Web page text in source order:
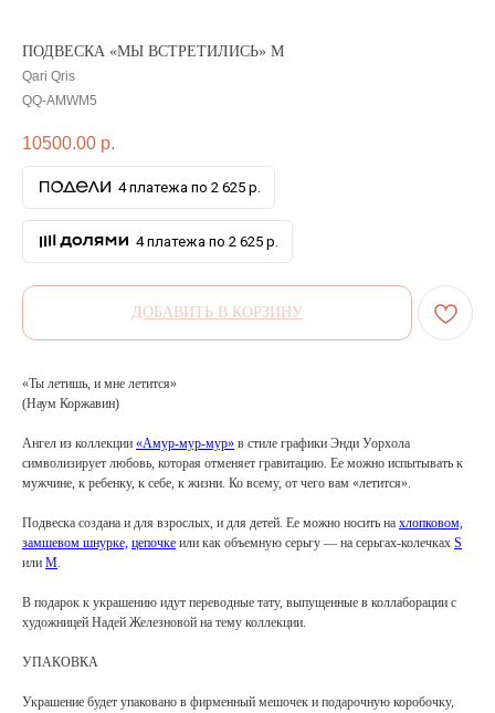
ПОДВЕСКА «МЫ ВСТРЕТИЛИСЬ» M
Qari Qris
QQ-AMWM5
10500.00 р.
4 платежа по 2 625 р.
4 платежа по 2 625 р.
ДОБАВИТЬ В КОРЗИНУ
«Ты летишь, и мне летится»
(Наум Коржавин)
Ангел из коллекции «Амур-мур-мур» в стиле графики Энди Уорхола
символизирует любовь, которая отменяет гравитацию. Ее можно испытывать к
мужчине, к ребенку, к себе, к жизни. Ко всему, от чего вам «летится».
Подвеска создана и для взрослых, и для детей. Ее можно носить на хлопковом,
замшевом шнурке, цепочке или как объемную серьгу — на серьгах-колечках S
или M.
В подарок к украшению идут переводные тату, выпущенные в коллаборации с
художницей Надей Железновой на тему коллекции.
УПАКОВКА
Украшение будет упаковано в фирменный мешочек и подарочную коробочку,
МАНИФЕСТ